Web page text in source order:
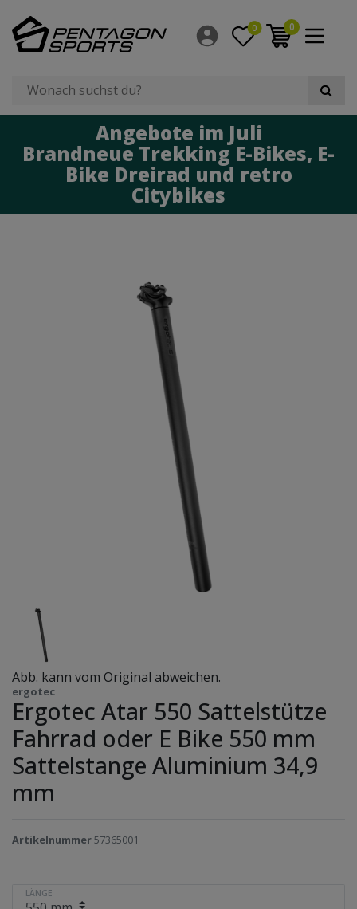
0 0
Angebote im Juli
Brandneue Trekking E-Bikes, E-
Bike Dreirad und retro
Citybikes
Abb. kann vom Original abweichen.
ergotec
Ergotec Atar 550 Sattelstütze
Fahrrad oder E Bike 550 mm
Sattelstange Aluminium 34,9
mm
Artikelnummer57365001
LÄNGE